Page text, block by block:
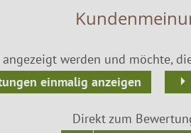
werden und möchte,
einmalig anzeigen
Direkt zum